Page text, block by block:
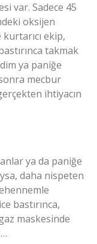
var. Sadece 45
oksijen
ekip,
takmak
ya paniğe
sonra mecbur
ihtiyacın
ya da paniğe
daha nispeten
bastırınca,
maskesinde